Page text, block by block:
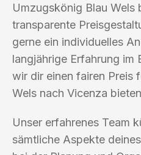
Umzugskönig Blau Wels
transparente
gerne ein individuelles
langjährige Erfahrung im
wir dir einen fairen Preis
Wels nach Vicenza
Unser erfahrenes Team
sämtliche Aspekte